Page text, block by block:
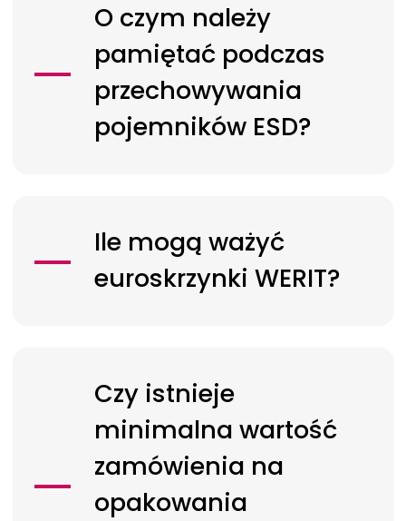
O czym należy
pamiętać podczas
przechowywania
pojemników ESD?
Ile mogą ważyć
euroskrzynki WERIT?
Czy istnieje
minimalna wartość
zamówienia na
opakowania